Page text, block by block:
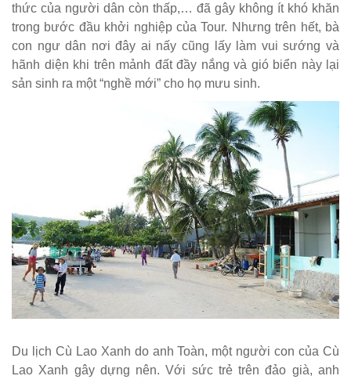
thức của người dân còn thấp,… đã gây không ít khó khăn
trong bước đầu khởi nghiệp của Tour. Nhưng trên hết, bà
con ngư dân nơi đây ai nấy cũng lấy làm vui sướng và
hãnh diện khi trên mảnh đất đầy nắng và gió biển này lại
sản sinh ra một “nghề mới” cho họ mưu sinh.
Du lịch Cù Lao Xanh do anh Toàn, một người con của Cù
Lao Xanh gây dựng nên. Với sức trẻ trên đảo già, anh